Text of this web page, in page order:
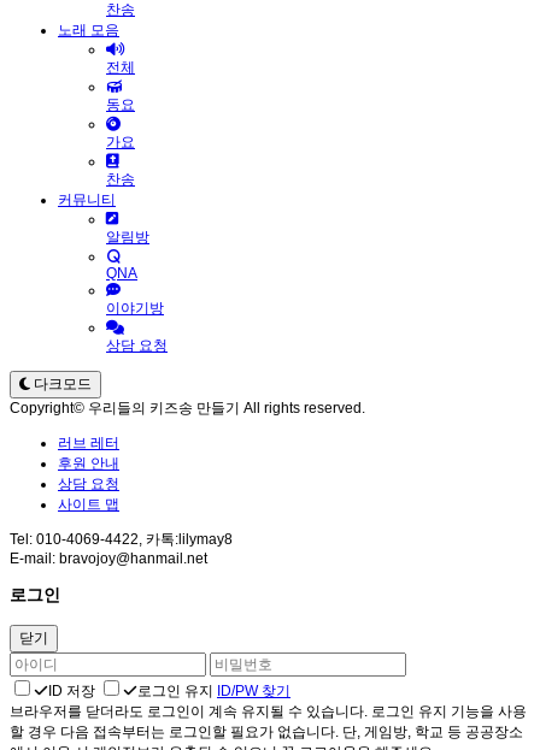
찬송
노래 모음
전체
동요
가요
찬송
커뮤니티
알림방
QNA
이야기방
상담 요청
다크모드
Copyright© 우리들의 키즈송 만들기 All rights reserved.
러브 레터
후원 안내
상담 요청
사이트 맵
Tel: 010-4069-4422, 카톡:lilymay8
E-mail: bravojoy@hanmail.net
로그인
닫기
ID 저장 로그인 유지 ID/PW 찾기
브라우저를 닫더라도 로그인이 계속 유지될 수 있습니다. 로그인 유지 기능을 사용
할 경우 다음 접속부터는 로그인할 필요가 없습니다. 단, 게임방, 학교 등 공공장소